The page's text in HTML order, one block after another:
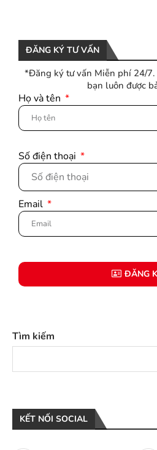
ĐĂNG KÝ TƯ VẤN
*Đăng ký tư vấn Miễn phí 24/
bạn luôn được
Họ và tên
Số điện thoại
Email
ĐĂNG
Tìm kiếm
KẾT NỐI SOCIAL